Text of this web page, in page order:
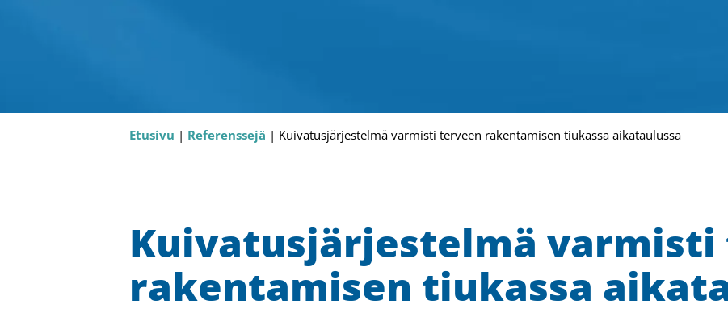
Etusivu | Referenssejä | Kuivatusjärjestelmä varmisti terveen rakentamisen tiukassa aikataulussa
Kuivatusjärjestelmä varmisti
rakentamisen tiukassa